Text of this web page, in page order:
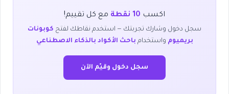
اكسب 10 نقطة مع كل تقييم!
سجل دخول وشارك تجربتك — استخدم نقاطك لفتح كوبونات
بريميوم واستخدام باحث الأكواد بالذكاء الاصطناعي
سجل دخول وقيّم الآن